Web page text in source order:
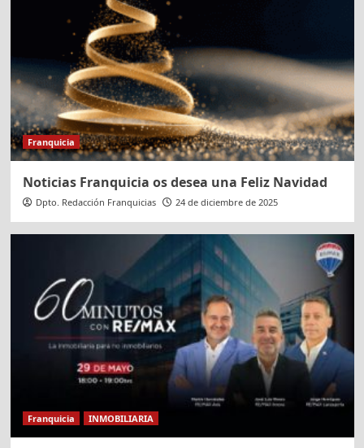
Franquicia
Noticias Franquicia os desea una Feliz Navidad
Dpto. Redacción Franquicias 24 de diciembre de 2025
Franquicia INMOBILIARIA